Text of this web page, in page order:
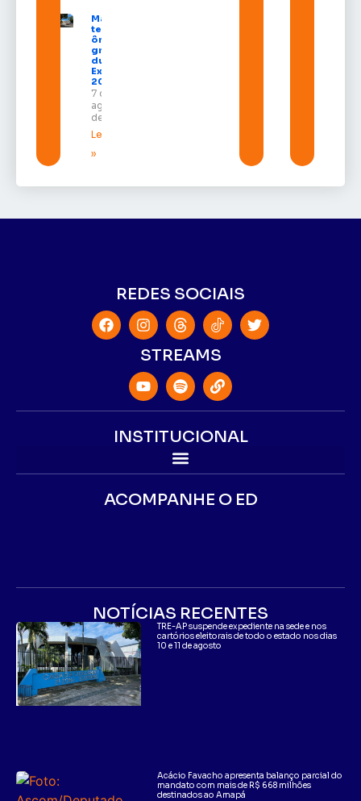
Macapá
terá
ônibus
gratuitos
durante a
Expofeira
2026
7 de
agosto
de 2026
Leia mais
»
REDES SOCIAIS
STREAMS
INSTITUCIONAL
ACOMPANHE O ED
NOTÍCIAS RECENTES
TRE-AP suspende expediente na sede e nos
cartórios eleitorais de todo o estado nos dias
10 e 11 de agosto
Acácio Favacho apresenta balanço parcial do
mandato com mais de R$ 668 milhões
destinados ao Amapá